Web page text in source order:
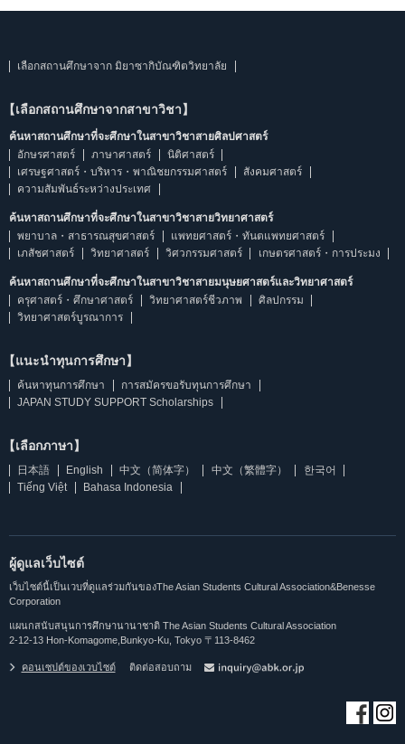
เลือกสถานศึกษาจาก มิยาซากิบัณฑิตวิทยาลัย
【เลือกสถานศึกษาจากสาขาวิชา】
ค้นหาสถานศึกษาที่จะศึกษาในสาขาวิชาสายศิลปศาสตร์
อักษรศาสตร์
ภาษาศาสตร์
นิติศาสตร์
เศรษฐศาสตร์・บริหาร・พาณิชยกรรมศาสตร์
สังคมศาสตร์
ความสัมพันธ์ระหว่างประเทศ
ค้นหาสถานศึกษาที่จะศึกษาในสาขาวิชาสายวิทยาศาสตร์
พยาบาล・สาธารณสุขศาสตร์
แพทยศาสตร์・ทันตแพทยศาสตร์
เภสัชศาสตร์
วิทยาศาสตร์ วิศวกรรมศาสตร์ เกษตรศาสตร์・การประมง
ค้นหาสถานศึกษาที่จะศึกษาในสาขาวิชาสายมนุษยศาสตร์และวิทยาศาสตร์
ครุศาสตร์・ศึกษาศาสตร์
วิทยาศาสตร์ชีวภาพ
ศิลปกรรม
วิทยาศาสตร์บูรณาการ
【แนะนำทุนการศึกษา】
ค้นหาทุนการศึกษา
การสมัครขอรับทุนการศึกษา
JAPAN STUDY SUPPORT Scholarships
【เลือกภาษา】
日本語 English 中文（简体字） 中文（繁體字）
한국어
Tiếng Việt
Bahasa Indonesia
ผู้ดูแลเว็บไซต์
เว็บไซต์นี้เป็นเวบที่ดูแลร่วมกันของThe Asian Students Cultural Association&Benesse
Corporation
แผนกสนับสนุนการศึกษานานาชาติ The Asian Students Cultural Association
2-12-13 Hon-Komagome,Bunkyo-Ku, Tokyo 〒113-8462
คอนเซปต์ของเวบไซต์ ติดต่อสอบถาม